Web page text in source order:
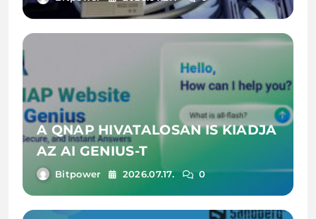
A QNAP HIVATALOSAN IS KIADJA
AZ AI GENIUS-T
Bitpower 2026.07.17. 0